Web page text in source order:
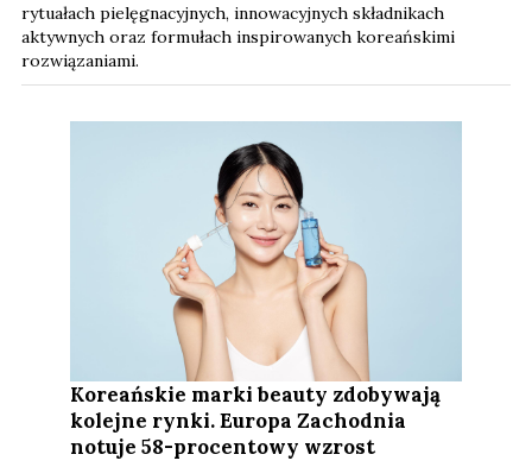
rytuałach pielęgnacyjnych, innowacyjnych składnikach
aktywnych oraz formułach inspirowanych koreańskimi
rozwiązaniami.
Koreańskie marki beauty zdobywają
kolejne rynki. Europa Zachodnia
notuje 58-procentowy wzrost